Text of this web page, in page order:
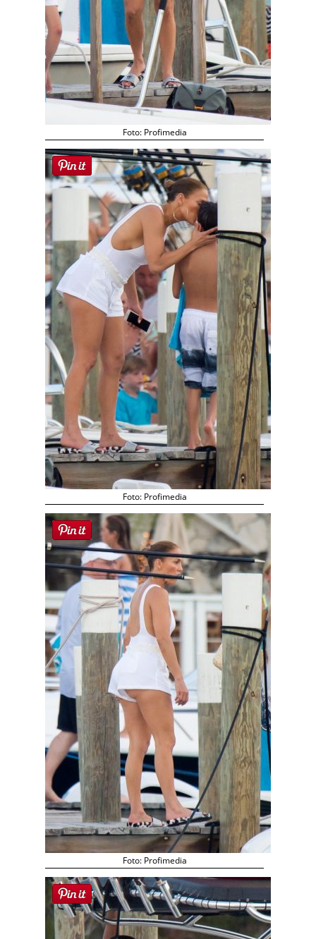
Foto: Profimedia
Foto: Profimedia
Foto: Profimedia